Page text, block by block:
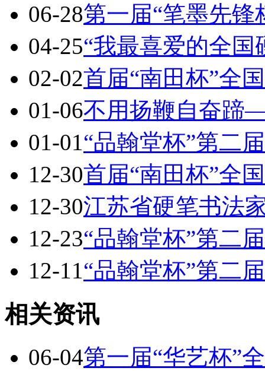
06-28第一届“笔墨先
04-25“我最喜爱的全
02-02首届“南田杯”全
01-06不用扬鞭自奋
01-01“品翰堂杯”第二
12-30首届“南田杯”全
12-30江苏省硬笔书法
12-23“品翰堂杯”第二
12-11“品翰堂杯”第二
相关资讯
06-04第一届“华艺杯”